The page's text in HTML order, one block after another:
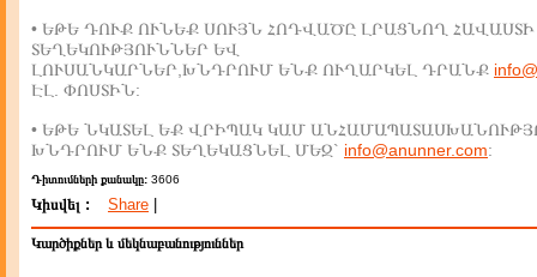
• ԵԹԵ ԴՈՒՔ ՈՒՆԵՔ ՍՈՒՅՆ ՀՈԴՎԱԾԸ ԼՐԱՑՆՈՂ ՀԱՎԱՍՏԻ
ՏԵՂԵԿՈՒԹՅՈՒՆՆԵՐ ԵՎ
ԼՈՒՍԱՆԿԱՐՆԵՐ,ԽՆԴՐՈՒՄ ԵՆՔ ՈՒՂԱՐԿԵԼ ԴՐԱՆՔ
ԷԼ. ՓՈՍՏԻՆ:
• ԵԹԵ ՆԿԱՏԵԼ ԵՔ ՎՐԻՊԱԿ ԿԱՄ
ԽՆԴՐՈՒՄ ԵՆՔ ՏԵՂԵԿԱՑՆԵԼ ՄԵԶ` info@anunner.com:
Դիտումների քանակը: 3606
Կիսվել : Share
Կարծիքներ և մեկնաբանություններ